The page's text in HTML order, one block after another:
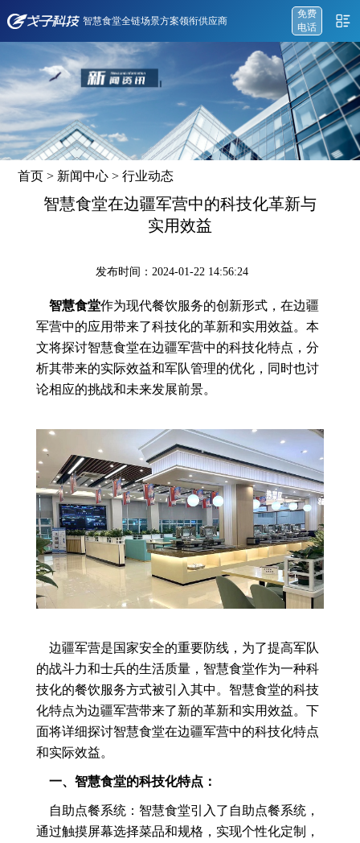
智慧食堂全链场景方案领衔供应商
免费
电话
首页 > 新闻中心 >行业动态
智慧食堂在边疆军营中的科技化革新与
实用效益
发布时间：2024-01-22 14:56:24
智慧食堂作为现代餐饮服务的创新形式，在边疆
军营中的应用带来了科技化的革新和实用效益。本
文将探讨智慧食堂在边疆军营中的科技化特点，分
析其带来的实际效益和军队管理的优化，同时也讨
论相应的挑战和未来发展前景。
边疆军营是国家安全的重要防线，为了提高军队
的战斗力和士兵的生活质量，智慧食堂作为一种科
技化的餐饮服务方式被引入其中。智慧食堂的科技
化特点为边疆军营带来了新的革新和实用效益。下
面将详细探讨智慧食堂在边疆军营中的科技化特点
和实际效益。
一、智慧食堂的科技化特点：
自助点餐系统：智慧食堂引入了自助点餐系统，
通过触摸屏幕选择菜品和规格，实现个性化定制，